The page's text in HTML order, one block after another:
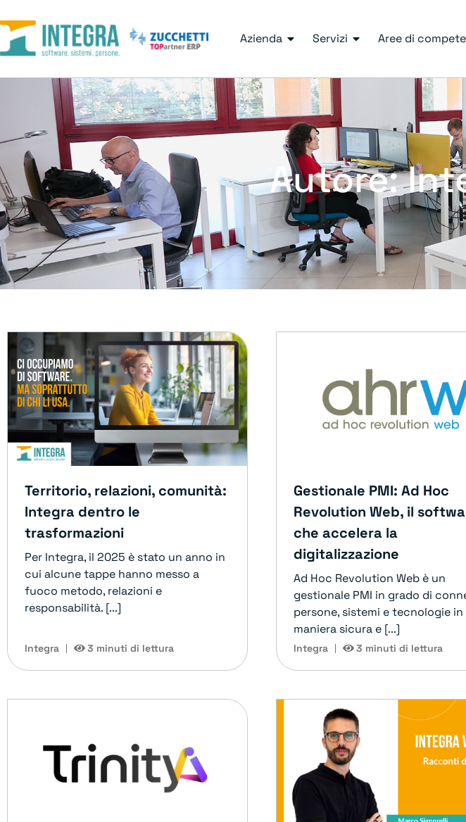
Azienda Servizi Aree di
Autore:
Territorio, relazioni, comunità:
Integra dentro le
trasformazioni
Per Integra, il 2025 è stato un anno in
cui alcune tappe hanno messo a
fuoco metodo, relazioni e
responsabilità. [...]
Integra 3 minuti di lettura
Gestionale PMI: Ad Hoc
Revolution Web, il
che accelera la
digitalizzazione
Ad Hoc Revolution Web è un
gestionale PMI in grado di
persone, sistemi e tecnologie in
maniera sicura e [...]
Integra 3 minuti di lettura